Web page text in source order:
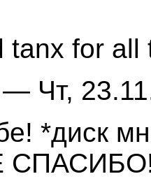
tanx for all
Чт,
*диск